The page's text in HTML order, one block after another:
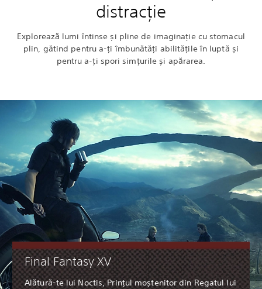
distracție
Explorează lumi întinse și pline de imaginație cu stomacul
plin, gătind pentru a-ți îmbunătăți abilitățile în luptă și
pentru a-ți spori simțurile și apărarea.
Final Fantasy XV
Alătură-te lui Noctis, Prințul moștenitor din Regatul lui